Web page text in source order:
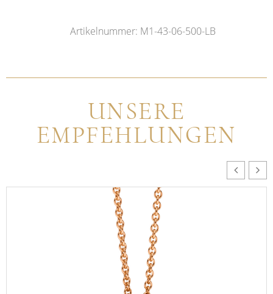
Artikelnummer: M1-43-06-500-LB
UNSERE
EMPFEHLUNGEN